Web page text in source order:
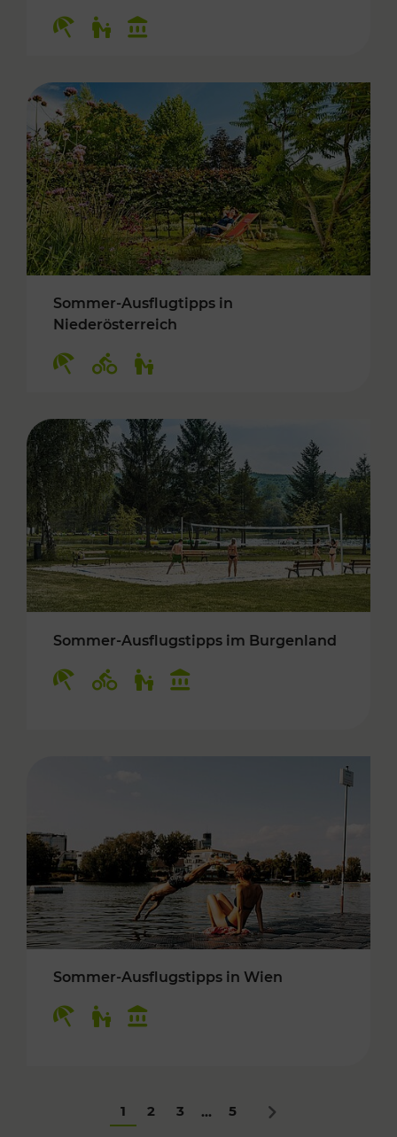
Sommer-Ausflugtipps in
Niederösterreich
Sommer-Ausflugstipps im Burgenland
Sommer-Ausflugstipps in Wien
1 2 3 ... 5 Nächstes